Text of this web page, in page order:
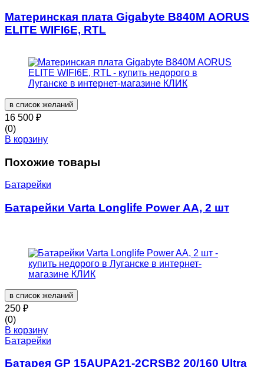
Материнская плата Gigabyte B840M AORUS
ELITE WIFI6E, RTL
в список желаний
16 500 ₽
(0)
В корзину
Похожие товары
Батарейки
Батарейки Varta Longlife Power AA, 2 шт
в список желаний
250 ₽
(0)
В корзину
Батарейки
Батарея GP 15AUPA21-2CRSB2 20/160 Ultra